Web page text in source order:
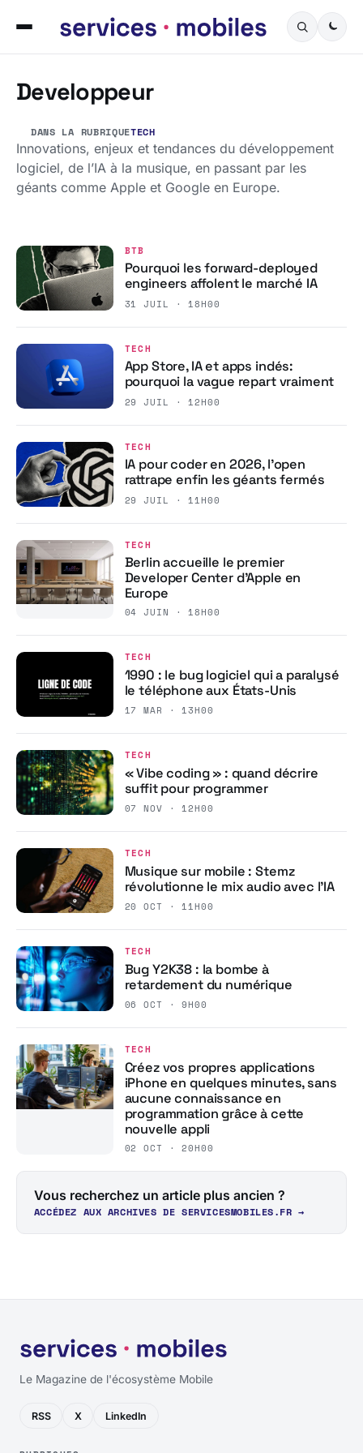
Developpeur
DANS LA RUBRIQUETECH
Innovations, enjeux et tendances du développement
logiciel, de l’IA à la musique, en passant par les
géants comme Apple et Google en Europe.
BTB
Pourquoi les forward-deployed
engineers affolent le marché IA
31 JUIL · 18H00
TECH
App Store, IA et apps indés:
pourquoi la vague repart vraiment
29 JUIL · 12H00
TECH
IA pour coder en 2026, l’open
rattrape enfin les géants fermés
29 JUIL · 11H00
TECH
Berlin accueille le premier
Developer Center d’Apple en
Europe
04 JUIN · 18H00
TECH
1990 : le bug logiciel qui a paralysé
le téléphone aux États-Unis
17 MAR · 13H00
TECH
« Vibe coding » : quand décrire
suffit pour programmer
07 NOV · 12H00
TECH
Musique sur mobile : Stemz
révolutionne le mix audio avec l’IA
20 OCT · 11H00
TECH
Bug Y2K38 : la bombe à
retardement du numérique
06 OCT · 9H00
TECH
Créez vos propres applications
iPhone en quelques minutes, sans
aucune connaissance en
programmation grâce à cette
nouvelle appli
02 OCT · 20H00
Vous recherchez un article plus ancien ?
ACCÉDEZ AUX ARCHIVES DE SERVICESMOBILES.FR →
Le Magazine de l'écosystème Mobile
RSS X LinkedIn